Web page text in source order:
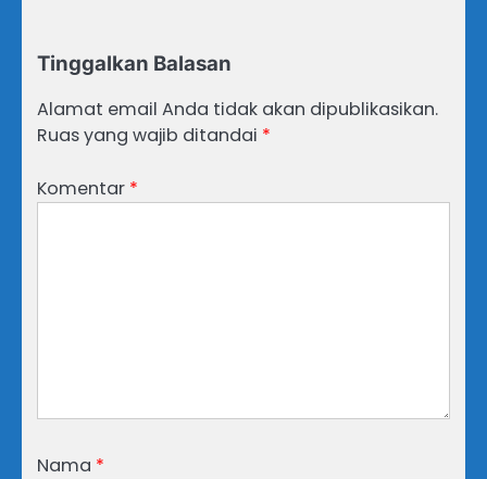
Tinggalkan Balasan
Alamat email Anda tidak akan dipublikasikan.
Ruas yang wajib ditandai *
Komentar *
Nama *